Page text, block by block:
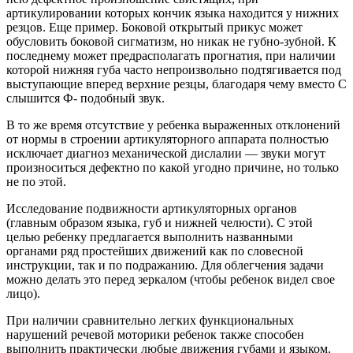
артикулировании которых кончик языка находится у нижних
резцов. Еще пример. Боковой открытый прикус может
обусловить боковой сигматизм, но никак не губно-зубной. К
последнему может предрасполагать прогнатия, при наличии
которой нижняя губа часто непроизвольно подтягивается под
выступающие вперед верхние резцы, благодаря чему вместо С
слышится Ф- подобный звук.
В то же время отсутствие у ребенка выраженных отклонений
от нормы в строении артикуляторного аппарата полностью
исключает диагноз механической дислалии — звуки могут
произноситься дефектно по какой угодно причине, но только
не по этой.
Исследование подвижности артикуляторных органов
(главным образом языка, губ и нижней челюсти). С этой
целью ребенку предлагается выполнить названными
органами ряд простейших движений как по словесной
инструкции, так и по подражанию. Для облегчения задачи
можно делать это перед зеркалом (чтобы ребенок видел свое
лицо).
При наличии сравнительно легких функциональных
нарушений речевой моторики ребенок также способен
выполнить практически любые движения губами и языком,